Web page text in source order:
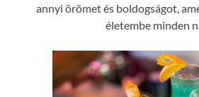
annyi örömet és boldogságot,
életembe minden